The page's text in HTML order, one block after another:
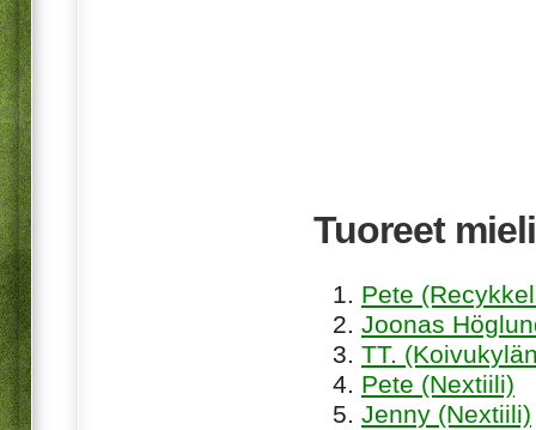
Tuoreet
Pete
Joonas
TT.
Pete (Nextiili)
Jenny (Nextiili)